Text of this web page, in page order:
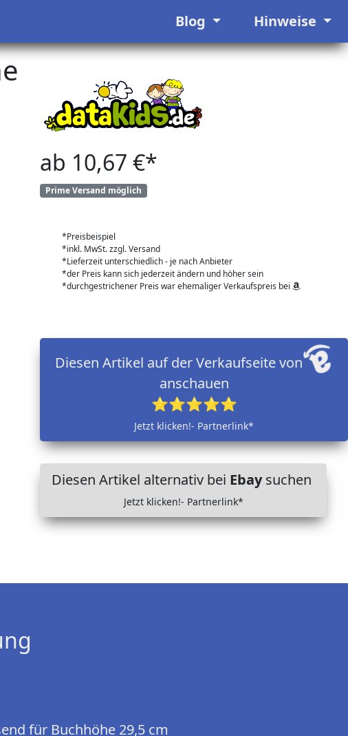
Blog Hinweise
ab 10,67 €*
Prime Versand möglich
*Preisbeispiel
*inkl. MwSt. zzgl. Versand
*Lieferzeit unterschiedlich - je nach Anbieter
*der Preis kann sich jederzeit ändern und höher sein
*durchgestrichener Preis war ehemaliger Verkaufspreis bei
Diesen Artikel auf der Verkaufseite von
anschauen
⭐⭐⭐⭐⭐
Jetzt klicken!- Partnerlink*
Diesen Artikel alternativ bei Ebaysuchen
Jetzt klicken!- Partnerlink*
für Buchhöhe 29,5 cm